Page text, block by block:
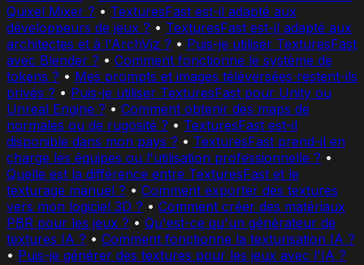
Quixel Mixer ? • TexturesFast est-il adapté aux
développeurs de jeux ? • TexturesFast est-il adapté aux
architectes et à l'ArchViz ? • Puis-je utiliser TexturesFast
avec Blender ? • Comment fonctionne le système de
tokens ? • Mes prompts et images téléversées restent-ils
privés ? • Puis-je utiliser TexturesFast pour Unity ou
Unreal Engine ? • Comment obtenir des maps de
normales ou de rugosité ? • TexturesFast est-il
disponible dans mon pays ? • TexturesFast prend-il en
charge les équipes ou l'utilisation professionnelle ? •
Quelle est la différence entre TexturesFast et le
texturage manuel ? • Comment exporter des textures
vers mon logiciel 3D ? • Comment créer des matériaux
PBR pour les jeux ? • Qu'est-ce qu'un générateur de
textures IA ? • Comment fonctionne la texturisation IA ?
• Puis-je générer des textures pour les jeux avec l'IA ?